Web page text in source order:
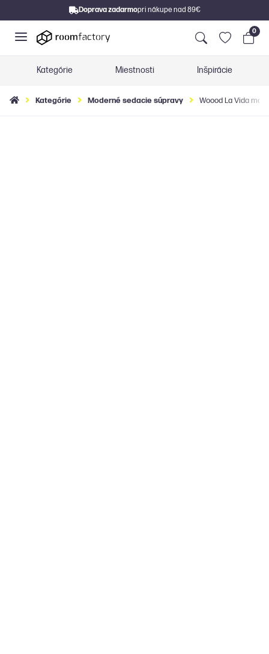
Doprava zadarmopri nákupe nad 89€
0
Kategórie Miestnosti Inšpirácie
Kategórie Moderné sedacie súpravy Woood La Vida